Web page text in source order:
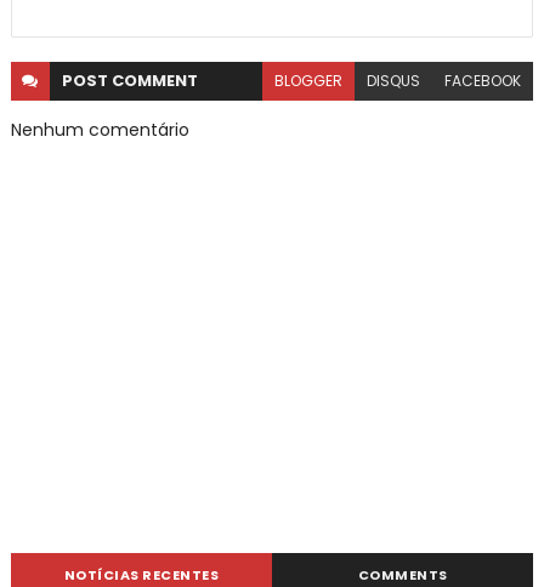
POST COMMENT BLOGGER DISQUS FACEBOOK
Nenhum comentário
NOTÍCIAS RECENTES COMMENTS